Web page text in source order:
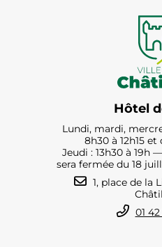
Hôtel
Lundi, mardi,
8h30 à 12h15 et
Jeudi : 13h30 à 19h
sera fermée du 18
1, place de la
01 42